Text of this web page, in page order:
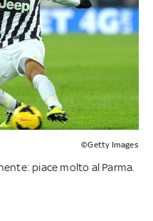
©Getty Images
piace molto al Parma.